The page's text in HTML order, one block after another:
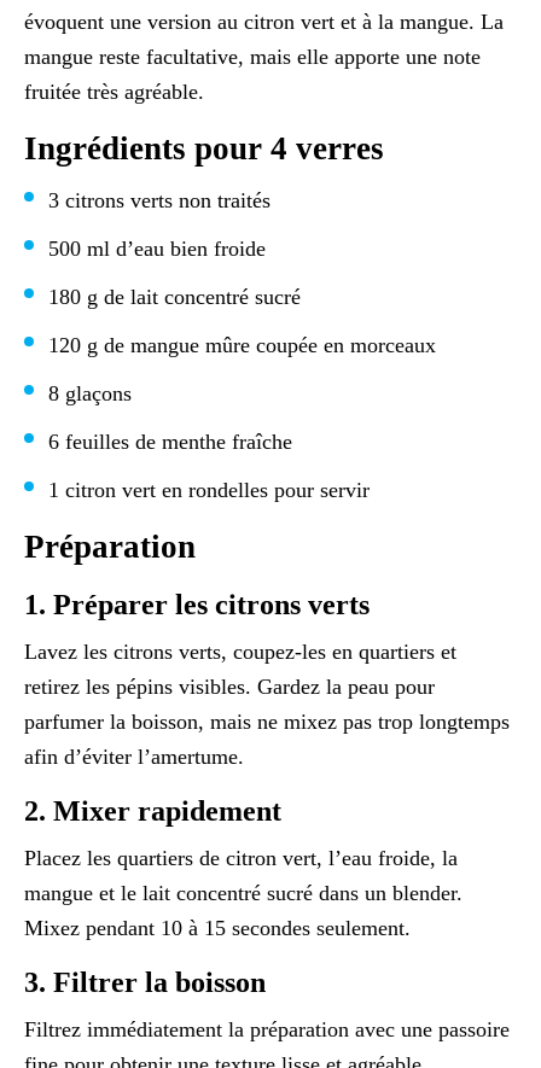
évoquent une version au citron vert et à la mangue. La
mangue reste facultative, mais elle apporte une note
fruitée très agréable.
Ingrédients pour 4 verres
3 citrons verts non traités
500 ml d’eau bien froide
180 g de lait concentré sucré
120 g de mangue mûre coupée en morceaux
8 glaçons
6 feuilles de menthe fraîche
1 citron vert en rondelles pour servir
Préparation
1. Préparer les citrons verts
Lavez les citrons verts, coupez-les en quartiers et
retirez les pépins visibles. Gardez la peau pour
parfumer la boisson, mais ne mixez pas trop longtemps
afin d’éviter l’amertume.
2. Mixer rapidement
Placez les quartiers de citron vert, l’eau froide, la
mangue et le lait concentré sucré dans un blender.
Mixez pendant 10 à 15 secondes seulement.
3. Filtrer la boisson
Filtrez immédiatement la préparation avec une passoire